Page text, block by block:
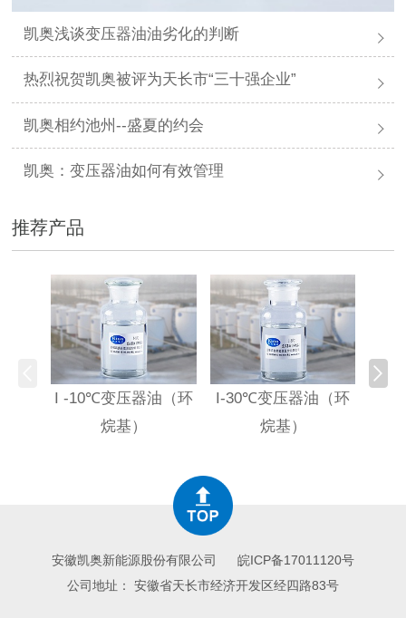
凯奥浅谈变压器油油劣化的判断
热烈祝贺凯奥被评为天长市“三十强企业”
凯奥相约池州--盛夏的约会
凯奥：变压器油如何有效管理
推荐产品
I -10℃变压器油（环
烷基）
I-30℃变压器油（环
烷基）
安徽凯奥新能源股份有限公司
皖ICP备17011120号
公司地址： 安徽省天长市经济开发区经四路83号